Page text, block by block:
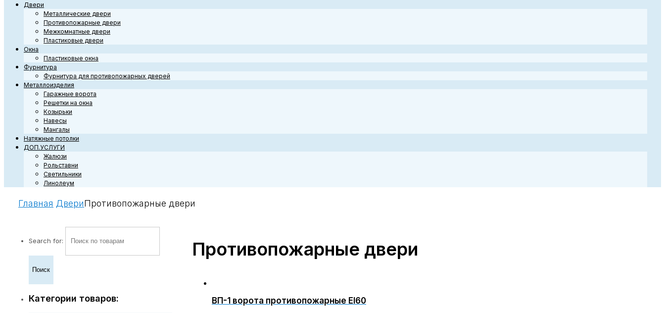
Двери
Металлические двери
Противопожарные двери
Межкомнатные двери
Пластиковые двери
Окна
Пластиковые окна
Фурнитура
Фурнитура для противопожарных дверей
Металлоизделия
Гаражные ворота
Решетки на окна
Козырьки
Навесы
Мангалы
Натяжные потолки
ДОП.УСЛУГИ
Жалюзи
Рольставни
Светильники
Линолеум
Главная ДвериПротивопожарные двери
Противопожарные двери
ВП-1 ворота противопожарные EI60
Search for:
Категории товаров: